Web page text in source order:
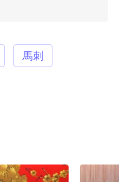
馬刺